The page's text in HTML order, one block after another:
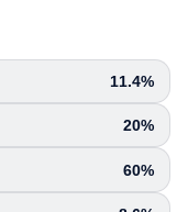
11.4%
20%
60%